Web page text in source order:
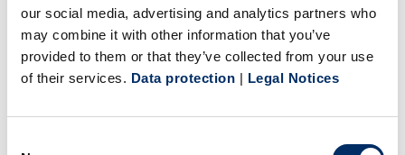
our social media, advertising and analytics partners who
may combine it with other information that you’ve
provided to them or that they’ve collected from your use
of their services. Data protection | Legal Notices
werden.
„Die Gesichtsschutzmaske ist ein echtes
Konstruktions-, und Produktionsexperten in Gütersloh
ebenso eng wie kreativ zusammengearbeitet haben“,